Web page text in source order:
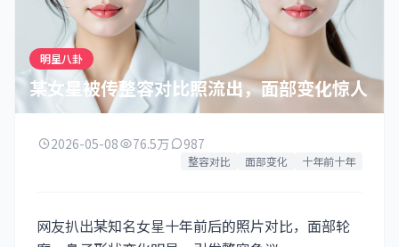
明星八卦
某女星被传整容对比照流出，面部变化惊人
2026-05-08 76.5万 987
整容对比 面部变化 十年前十年
网友扒出某知名女星十年前后的照片对比，面部轮